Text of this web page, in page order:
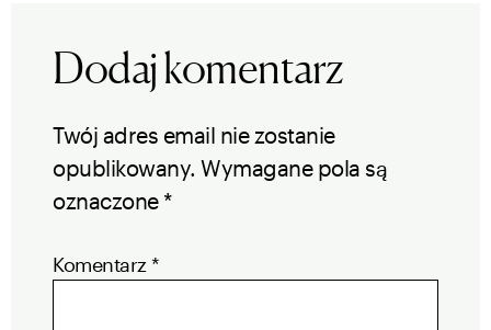
Dodaj komentarz
Twój adres email nie zostanie
opublikowany. Wymagane pola są
oznaczone *
Komentarz *